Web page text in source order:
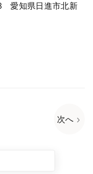
愛知県日進市北新
次へ